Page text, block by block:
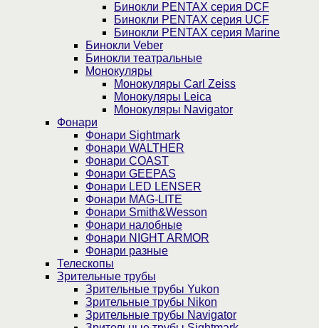
Бинокли PENTAX серия DCF
Бинокли PENTAX серия UCF
Бинокли PENTAX серия Marine
Бинокли Veber
Бинокли театральные
Монокуляры
Монокуляры Carl Zeiss
Монокуляры Leica
Монокуляры Navigator
Фонари
Фонари Sightmark
Фонари WALTHER
Фонари COAST
Фонари GEEPAS
Фонари LED LENSER
Фонари MAG-LITE
Фонари Smith&Wesson
Фонари налобные
Фонари NIGHT ARMOR
Фонари разные
Телескопы
Зрительные трубы
Зрительные трубы Yukon
Зрительные трубы Nikon
Зрительные трубы Navigator